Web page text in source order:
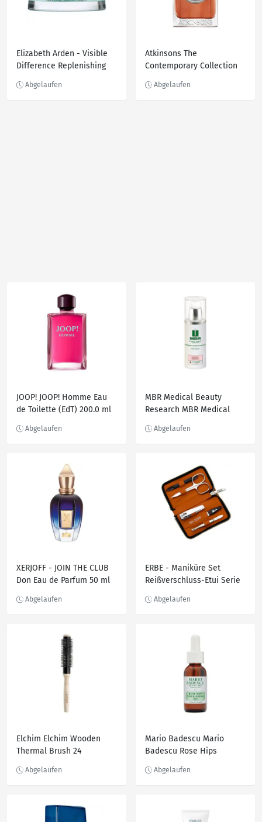
Elizabeth Arden - Visible
Difference Replenishing
Gesichtscreme 75 ml
Atkinsons The
Contemporary Collection
Contemporary Collection
JOOP! JOOP! Homme Eau
de Toilette (EdT) 200.0 ml
MBR Medical Beauty
Research MBR Medical
ModukineTM Body Lotion
XERJOFF - JOIN THE CLUB
Don Eau de Parfum 50 ml
ERBE - Maniküre Set
Reißverschluss-Etui Serie
Organizer 1 ct 1 Stück
Elchim Elchim Wooden
Thermal Brush 24
Mario Badescu Mario
Badescu Rose Hips
29.0 ml